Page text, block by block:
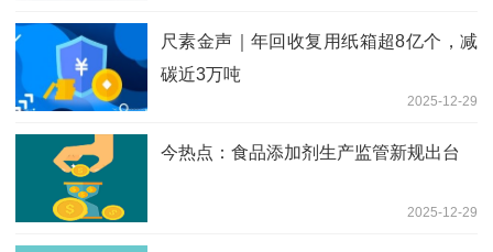
尺素金声｜年回收复用纸箱超8亿个，减
碳近3万吨
2025-12-29
今热点：食品添加剂生产监管新规出台
2025-12-29